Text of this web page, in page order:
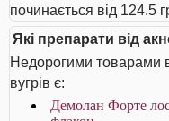
починається від 124.5
Які препарати від
Недорогими товарами в
вугрів є:
Демолан Форте